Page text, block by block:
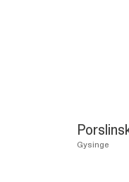
Gysinge